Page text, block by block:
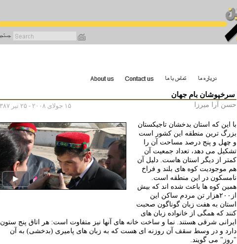
سرخپوشان بام جهان
۱۵ جولای ۲۰۰۸ - ۲۵ تیر ۱۳۸۷ حسن آرا میرزا
با این که استان بدخشان تاجیکستان
بزرگ ترین منطقه این کشور است
و چهل و پنج درصد مساحت آن را
تشکیل می دهد، تعداد جمعیت آن
کمتر از دیگر استان هاست. دلیل آن
هم موجودیت کوه های بلند و فراخ
نامسکون در این منطقه است.
همین کوه ها باعث شده اند که بیش
از۲۰۰هزار تن مردم ساکن این
استان به هفت زبان گوناگون صحبت
کنند که همگی از خانواده زبان های
ایرانی شرقی هستند. نما و ساخت خانه های آنها نیز متفاوت است: هر اتاق پنج ستون
دارد و در وسط سقف آن روزنه ای هست که به زبان های پامیری (بدخشی) به آن
"روز" می گویند.